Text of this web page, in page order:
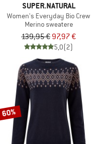
SUPER.NATURAL
Women's Everyday Bio Crew
Merino sweatere
139,95 € 97,97 €
5,0(2)
60%